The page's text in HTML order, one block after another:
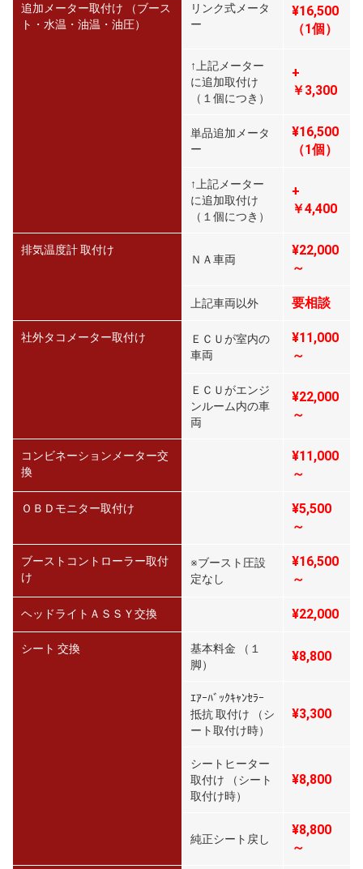
追加メーター取付け （ブース
ト・水温・油温・油圧）
リンク式メータ
ー
¥16,500
（1個）
↑上記メーター
に追加取付け
（１個につき）
+
￥3,300
単品追加メータ
ー
¥16,500
（1個）
↑上記メーター
に追加取付け
（１個につき）
+
￥4,400
排気温度計 取付け
ＮＡ車両
¥22,000
～
上記車両以外 要相談
社外タコメーター取付け
ＥＣＵが室内の
車両
¥11,000
～
ＥＣＵがエンジ
ンルーム内の車
両
¥22,000
～
コンビネーションメーター交
換
¥11,000
～
ＯＢＤモニター取付け
¥5,500
～
ブーストコントローラー取付
け
※ブースト圧設
定なし
¥16,500
～
ヘッドライトＡＳＳＹ交換 ¥22,000
シート 交換
基本料金 （１
脚）
¥8,800
ｴｱｰﾊﾞｯｸｷｬﾝｾﾗｰ
抵抗 取付け （シ
ート取付け時）
¥3,300
シートヒーター
取付け （シート
取付け時）
¥8,800
純正シート戻し
¥8,800
～